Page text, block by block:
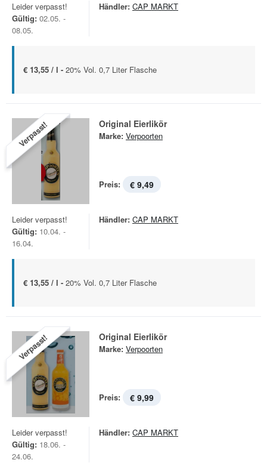
Leider verpasst!
Gültig: 02.05. -
08.05.
Händler: CAP MARKT
€ 13,55 / l - 20% Vol. 0,7 Liter Flasche
Verpasst! Original Eierlikör
Marke: Verpoorten
Preis: € 9,49
Leider verpasst!
Gültig: 10.04. -
16.04.
Händler: CAP MARKT
€ 13,55 / l - 20% Vol. 0,7 Liter Flasche
Verpasst! Original Eierlikör
Marke: Verpoorten
Preis: € 9,99
Leider verpasst!
Gültig: 18.06. -
24.06.
Händler: CAP MARKT